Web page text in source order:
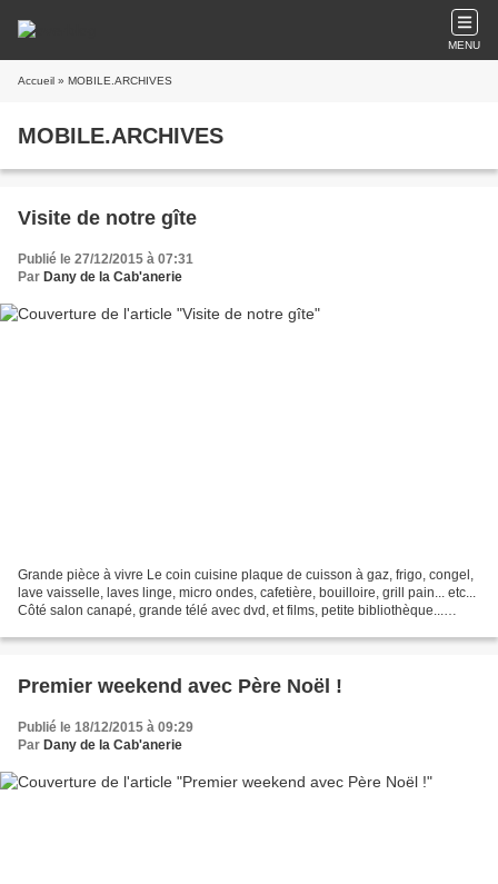
MENU
Accueil » MOBILE.ARCHIVES
MOBILE.ARCHIVES
Visite de notre gîte
Publié le 27/12/2015 à 07:31
Par Dany de la Cab'anerie
Grande pièce à vivre Le coin cuisine plaque de cuisson à gaz, frigo, congel,
lave vaisselle, laves linge, micro ondes, cafetière, bouilloire, grill pain... etc...
Côté salon canapé, grande télé avec dvd, et films, petite bibliothèque...
Premier weekend avec Père Noël !
Publié le 18/12/2015 à 09:29
Par Dany de la Cab'anerie